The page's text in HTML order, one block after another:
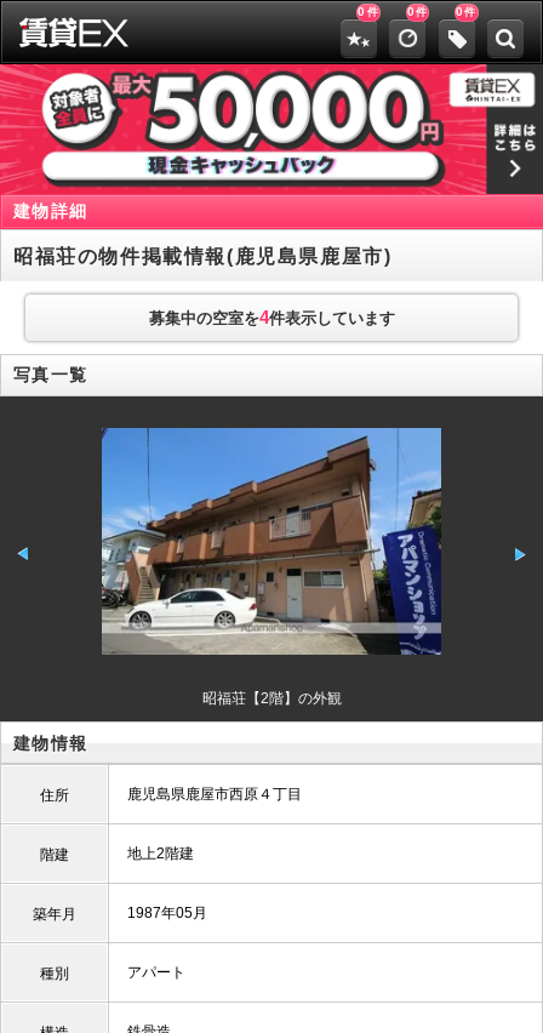
0 件 0件 0件
建物詳細
昭福荘の物件掲載情報(鹿児島県鹿屋市)
募集中の空室を4件表示しています
写真一覧
昭福荘【2階】の外観
建物情報
住所 鹿児島県鹿屋市西原４丁目
階建 地上2階建
築年月 1987年05月
種別 アパート